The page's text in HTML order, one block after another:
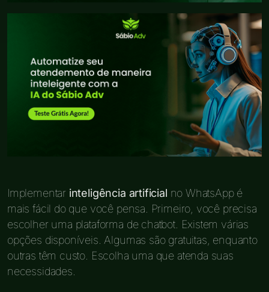
Implementar inteligência artificial no WhatsApp é
mais fácil do que você pensa. Primeiro, você precisa
escolher uma plataforma de chatbot. Existem várias
opções disponíveis. Algumas são gratuitas, enquanto
outras têm custo. Escolha uma que atenda suas
necessidades.